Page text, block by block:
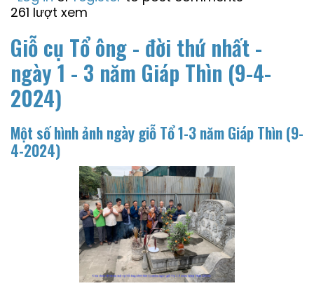
261 lượt xem
Giỗ cụ Tổ ông - đời thứ nhất -
ngày 1 - 3 năm Giáp Thìn (9-4-
2024)
Một số hình ảnh ngày giỗ Tổ 1-3 năm Giáp Thìn (9-
4-2024)